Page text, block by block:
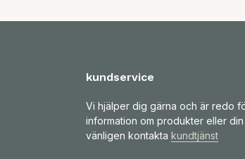
kundservice
Vi hjälper dig gärna och är redo
information om produkter eller din
vänligen kontakta kundtjänst